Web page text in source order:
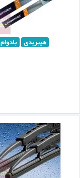
هیبریدی بادوام